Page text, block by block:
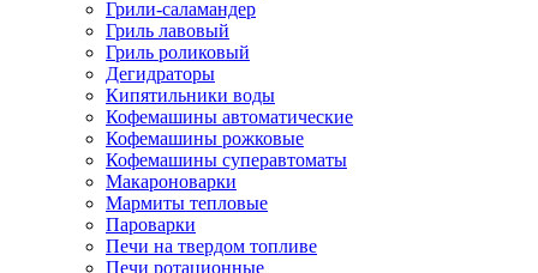
Грили-саламандер
Гриль лавовый
Гриль роликовый
Дегидраторы
Кипятильники воды
Кофемашины автоматические
Кофемашины рожковые
Кофемашины суперавтоматы
Макароноварки
Мармиты тепловые
Пароварки
Печи на твердом топливе
Печи ротационные